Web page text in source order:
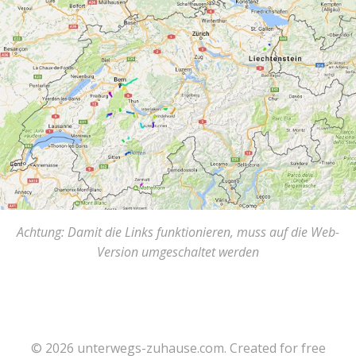
Achtung: Damit die Links funktionieren, muss auf die Web-
Version umgeschaltet werden
© 2026 unterwegs-zuhause.com. Created for free